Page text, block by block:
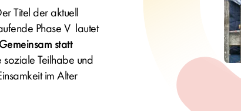
Titel der aktuell
Phase V lautet
statt
Teilhabe und
im Alter